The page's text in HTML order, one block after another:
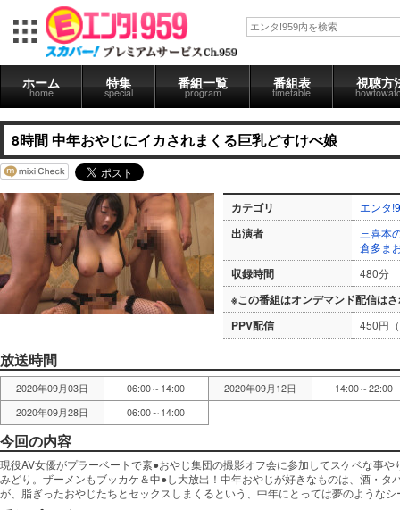
ホーム
home
特集
special
番組一覧
program
番組表
timetable
視聴方
8時間 中年おやじにイカされまくる巨乳どすけべ娘
カテゴリ エンタ
出演者
三喜本
倉多ま
収録時間 480分
※この番組はオンデマンド配信は
PPV配信
450円
放送時間
2020年09月03日 06:00～14:00 2020年09月12日
14:00～22:00
2020年09月28日
06:00～14:00
今回の内容
現役AV女優がプラーベートで素●おやじ集団の撮影オフ会に参加してスケベな事
みどり。ザーメンもブッカケ＆中●し大放出！中年おやじが好きなものは、酒・
が、脂ぎったおやじたちとセックスしまくるという、中年にとっては夢のような